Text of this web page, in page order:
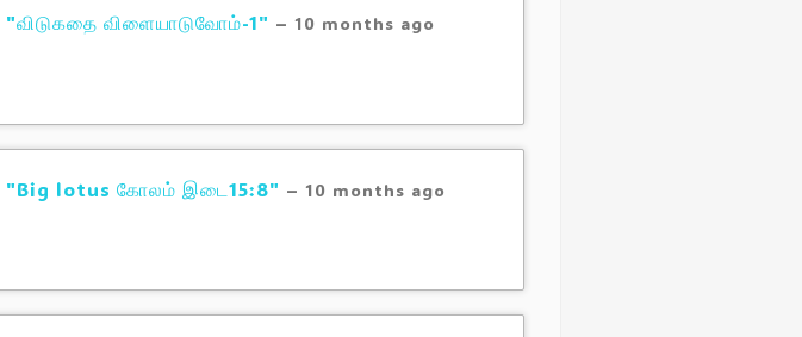
"விடுகதை விளையாடுவோம்-1" –10 months ago
"Big lotus கோலம் இடை15:8" –10 months ago